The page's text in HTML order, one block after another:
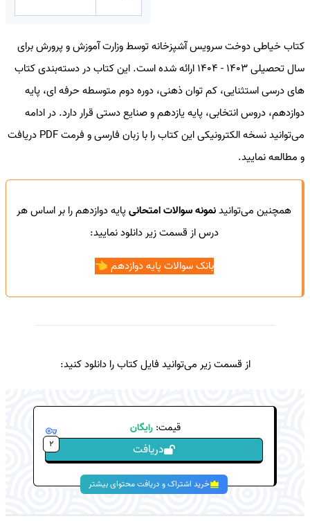
کتاب خیاطی دوخت سرویس آشپزخانه توسط وزارت آموزش و پرورش برای
سال تحصیلی 1403 - 1404 ارائه شده است. این کتاب در دسته‌بندی کتاب
های درسی استثنایی، کم توان ذهنی، دوره دوم متوسطه حرفه ای، پایه
دوازدهم، دروس انتخابی، پایه یازدهم و صنایع دستی قرار دارد. در ادامه
می‌توانید نسخه الکترونیکی این کتاب را با زبان فارسی و فرمت PDF دریافت
و مطالعه نمایید.
همچنین می‌توانیدنمونه سوالات امتحانیپایه دوازدهم را بر اساس هر
درس از قسمت زیر دانلود نمایید:
بانک سوالات پایه دوازدهم 👈
از قسمت زیر می‌توانید فایل کتاب را دانلود کنید:
قیمت: رایگان
دریافت 2
خرید اشتراک و دریافت محتوای بیشتر